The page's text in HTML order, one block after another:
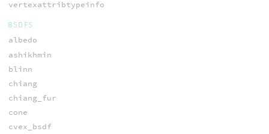
vertexattribtypeinfo
BSDFS
albedo
ashikhmin
blinn
chiang
chiang_fur
cone
cvex_bsdf